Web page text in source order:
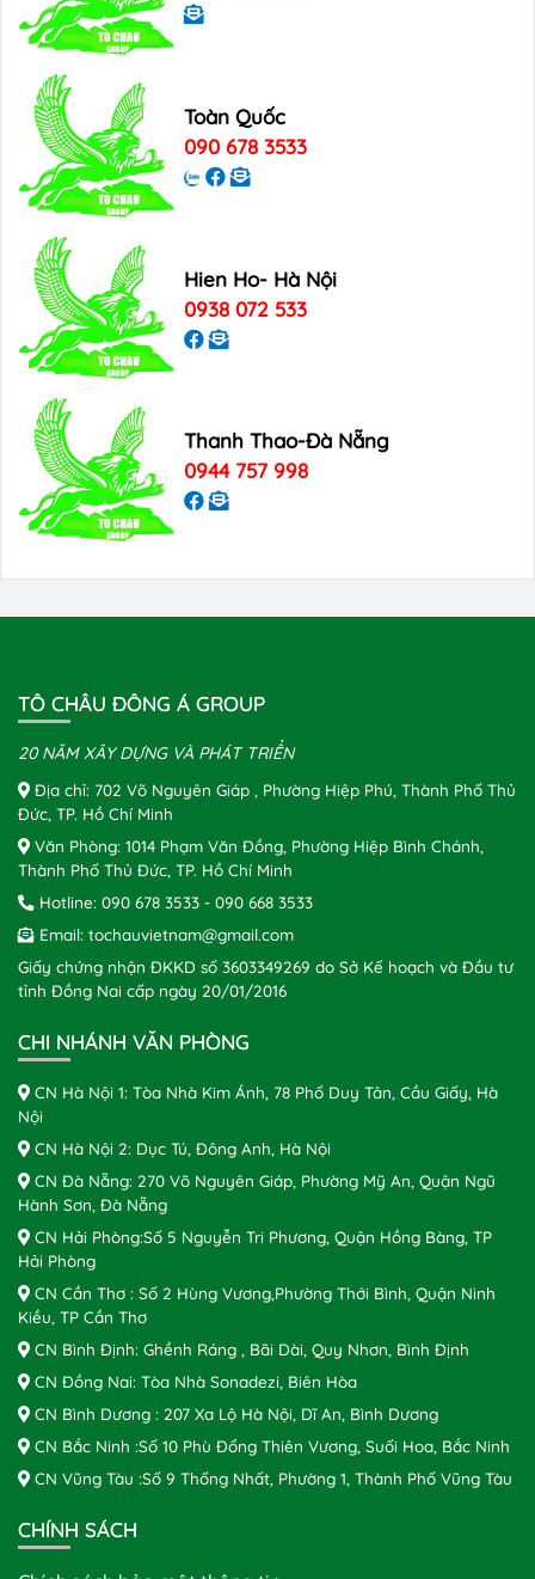
Toàn Quốc
090 678 3533
Hien Ho- Hà Nội
0938 072 533
Thanh Thao-Đà Nẵng
0944 757 998
TÔ CHÂU ĐÔNG Á GROUP
20 NĂM XÂY DỰNG VÀ PHÁT TRIỂN
Địa chỉ: 702 Võ Nguyên Giáp , Phường Hiệp Phú, Thành Phố Thủ
Đức, TP. Hồ Chí Minh
Văn Phòng: 1014 Phạm Văn Đồng, Phường Hiệp Bình Chánh,
Thành Phố Thủ Đức, TP. Hồ Chí Minh
Hotline: 090 678 3533 - 090 668 3533
Email: tochauvietnam@gmail.com
Giấy chứng nhận ĐKKD số 3603349269 do Sở Kế hoạch và Đầu tư
tỉnh Đồng Nai cấp ngày 20/01/2016
CHI NHÁNH VĂN PHÒNG
CN Hà Nội 1: Tòa Nhà Kim Ánh, 78 Phố Duy Tân, Cầu Giấy, Hà
Nội
CN Hà Nội 2: Dục Tú, Đông Anh, Hà Nội
CN Đà Nẵng: 270 Võ Nguyên Giáp, Phường Mỹ An, Quận Ngũ
Hành Sơn, Đà Nẵng
CN Hải Phòng:Số 5 Nguyễn Tri Phương, Quận Hồng Bàng, TP
Hải Phòng
CN Cần Thơ : Số 2 Hùng Vương,Phường Thới Bình, Quận Ninh
Kiều, TP Cần Thơ
CN Bình Định: Ghềnh Ráng , Bãi Dài, Quy Nhơn, Bình Định
CN Đồng Nai: Tòa Nhà Sonadezi, Biên Hòa
CN Bình Dương : 207 Xa Lộ Hà Nội, Dĩ An, Bình Dương
CN Bắc Ninh :Số 10 Phù Đổng Thiên Vương, Suối Hoa, Bắc Ninh
CN Vũng Tàu :Số 9 Thống Nhất, Phường 1, Thành Phố Vũng Tàu
CHÍNH SÁCH